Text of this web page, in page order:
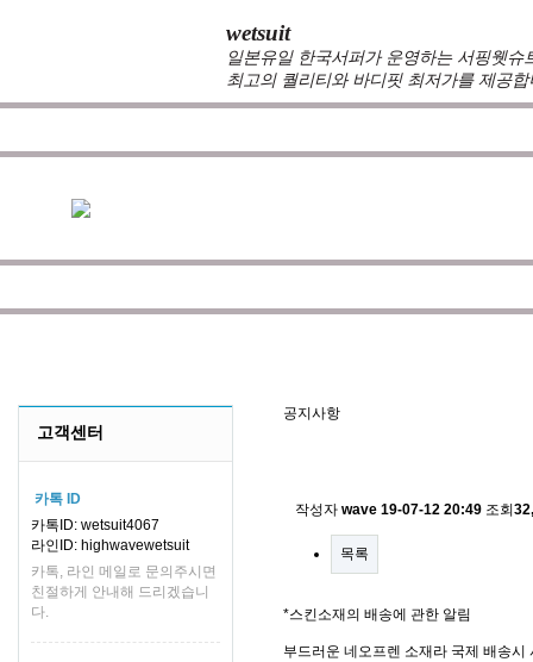
wetsuit
일본유일 한국서퍼가 운영하는 서핑웻
최고의 퀄리티와 바디핏 최저가를 제공합
zeppelin wetsuits
고객센터
카톡 ID
카톡ID: wetsuit4067
라인ID: highwavewetsuit
카톡, 라인 메일로 문의주시면
친절하게 안내해 드리겠습니
다.
공지사항
작성자 wave 19-07-12 20:49 조회
목록
*스킨소재의 배송에 관한 알림
부드러운 네오프렌 소재라 국제 배송